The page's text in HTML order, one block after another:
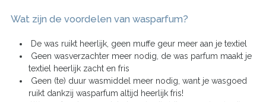
Wat zijn de voordelen van wasparfum?
De was ruikt heerlijk, geen muffe geur meer aan je textiel
Geen wasverzachter meer nodig, de was parfum maakt je
textiel heerlijk zacht en fris
Geen (te) duur wasmiddel meer nodig, want je wasgoed
ruikt dankzij wasparfum altijd heerlijk fris!